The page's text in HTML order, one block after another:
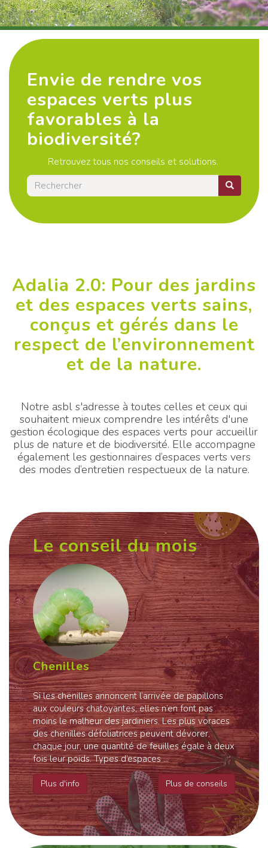
Envie de rendre vos
espaces verts plus
favorables à la
biodiversité?
Retrouvez tous nos conseils et solutions.
Rechercher
Adalia 2.0: Pour des jardins
et des espaces verts sains,
conçus et gérés dans le
respect de l’environnement
et de la nature.
Notre asbl s'adresse à toutes celles et ceux qui
souhaitent mieux comprendre les intérêts d'une
gestion écologique des espaces verts pour accueillir
plus de nature et de biodiversité. Elle accompagne
également les gestionnaires d’espaces verts vers
des modes d’entretien respectueux de la nature.
Le conseil du mois
Chenilles
Si les chenilles annoncent l’arrivée de papillons
aux couleurs chatoyantes, elles n’en font pas
moins le malheur des jardiniers. Les plus voraces
des chenilles défoliatrices peuvent dévorer,
chaque jour, une quantité de feuilles égale à deux
fois leur poids. Types d’espaces ...
Plus d'info Plus de conseils